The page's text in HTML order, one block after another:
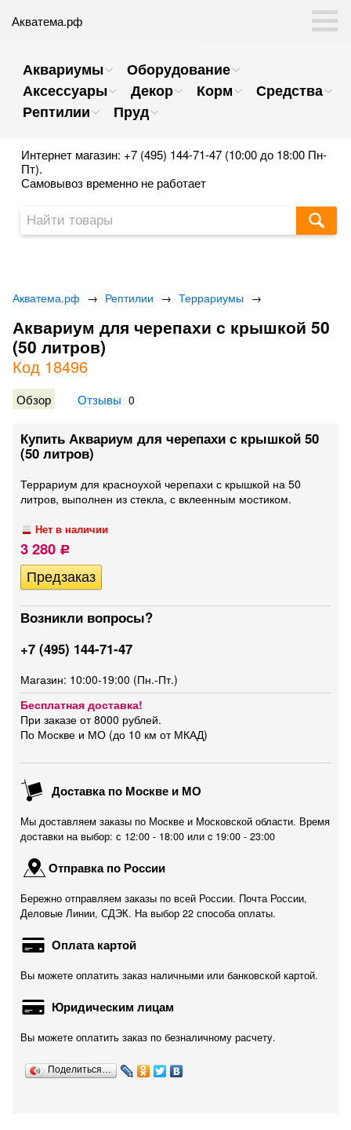
Акватема.рф
Аквариумы
Оборудование
Аксессуары
Декор Корм
Средства
Рептилии
Пруд
Интернет магазин: +7 (495) 144-71-47 (10:00 до 18:00 Пн-
Пт).
Самовывоз временно не работает
Акватема.рф → Рептилии → Террариумы →
Аквариум для черепахи с крышкой 50
(50 литров)
Код 18496
Обзор Отзывы 0
Купить Аквариум для черепахи с крышкой 50
(50 литров)
Террариум для красноухой черепахи с крышкой на 50
литров, выполнен из стекла, с вклеенным мостиком.
Нет в наличии
3 280 Р
Возникли вопросы?
+7 (495) 144-71-47
Магазин: 10:00-19:00 (Пн.-Пт.)
Бесплатная доставка!
При заказе от 8000 рублей.
По Москве и МО (до 10 км от МКАД)
Доставка по Москве и МО
Мы доставляем заказы по Москве и Московской области. Время
доставки на выбор: с 12:00 - 18:00 или c 19:00 - 23:00
Отправка по России
Бережно отправляем заказы по всей России. Почта России,
Деловые Линии, СДЭК. На выбор 22 способа оплаты.
Оплата картой
Вы можете оплатить заказ наличными или банковской картой.
Юридическим лицам
Вы можете оплатить заказ по безналичному расчету.
Поделиться…